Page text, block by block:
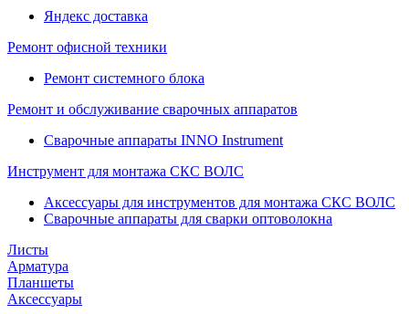
Яндекс доставка
Ремонт офисной техники
Ремонт системного блока
Ремонт и обслуживание сварочных аппаратов
Сварочные аппараты INNO Instrument
Инструмент для монтажа СКС ВОЛС
Аксессуары для инструментов для монтажа СКС ВОЛС
Сварочные аппараты для сварки оптоволокна
Листы
Арматура
Планшеты
Аксессуары